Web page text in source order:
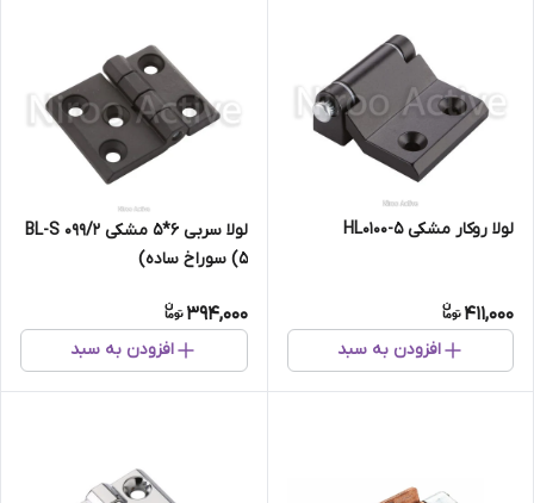
لولا روکار مشکی HL0100-5
411,000
افزودن به سبد
لولا سربی ۶*۵ مشکی ۰۹۹/۲ BL-S
(۵ سوراخ ساده)
394,000
افزودن به سبد